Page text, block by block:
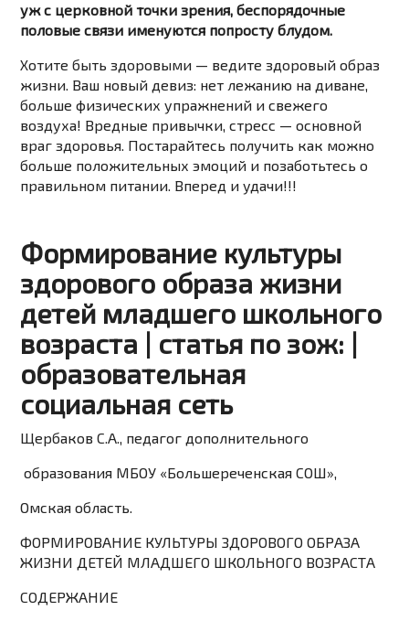
уж с церковной точки зрения, беспорядочные
половые связи именуются попросту блудом.
Хотите быть здоровыми — ведите здоровый образ
жизни. Ваш новый девиз: нет лежанию на диване,
больше физических упражнений и свежего
воздуха! Вредные привычки, стресс — основной
враг здоровья. Постарайтесь получить как можно
больше положительных эмоций и позаботьтесь о
правильном питании. Вперед и удачи!!!
Формирование культуры
здорового образа жизни
детей младшего школьного
возраста | статья по зож: |
образовательная
социальная сеть
Щербаков С.А., педагог дополнительного
образования МБОУ «Большереченская СОШ»,
Омская область.
ФОРМИРОВАНИЕ КУЛЬТУРЫ ЗДОРОВОГО ОБРАЗА
ЖИЗНИ ДЕТЕЙ МЛАДШЕГО ШКОЛЬНОГО ВОЗРАСТА
СОДЕРЖАНИЕ